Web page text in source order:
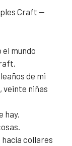
Craft —
el mundo
de mi
veinte niñas
hay.
collares